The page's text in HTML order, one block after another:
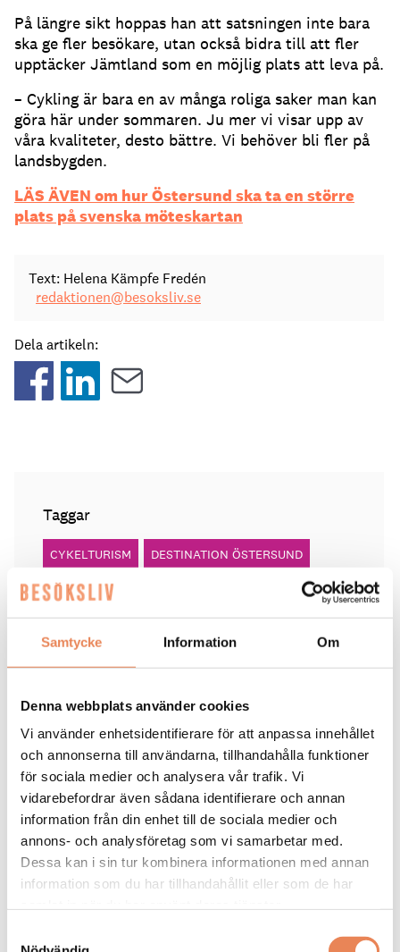
Samtycke Information Om
Denna webbplats använder cookies
Vi använder enhetsidentifierare för att anpassa innehållet
och annonserna till användarna, tillhandahålla funktioner
för sociala medier och analysera vår trafik. Vi
vidarebefordrar även sådana identifierare och annan
information från din enhet till de sociala medier och
annons- och analysföretag som vi samarbetar med.
Dessa kan i sin tur kombinera informationen med annan
information som du har tillhandahållit eller som de har
På längre sikt hoppas han att satsningen inte bara
ska ge fler besökare, utan också bidra till att fler
upptäcker Jämtland som en möjlig plats att leva på.
– Cykling är bara en av många roliga saker man kan
göra här under sommaren. Ju mer vi visar upp av
våra kvaliteter, desto bättre. Vi behöver bli fler på
landsbygden.
LÄS ÄVEN om hur Östersund ska ta en större
plats på svenska möteskartan
Text: Helena Kämpfe Fredén
redaktionen@besoksliv.se
Dela artikeln:
Taggar
CYKELTURISM DESTINATION ÖSTERSUND
FRÖSÖ PARK HOTEL WIKNERS I PERSÅSEN
Home Hotel Bilan har fått
nytt liv
Anna Sundenhammar, General Manager på Home Hotel
Bilan.